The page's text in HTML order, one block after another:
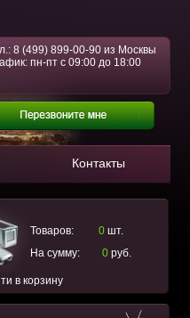
8 (499) 899-00-90 из Москвы
пн-пт с 09:00 до 18:00
Контакты
Товаров: 0 шт.
На сумму:
0 руб.
в корзину